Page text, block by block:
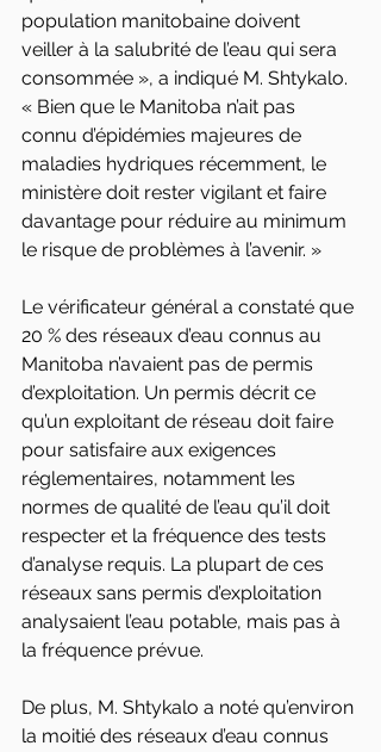
population manitobaine doivent
veiller à la salubrité de l’eau qui sera
consommée », a indiqué M. Shtykalo.
« Bien que le Manitoba n’ait pas
connu d’épidémies majeures de
maladies hydriques récemment, le
ministère doit rester vigilant et faire
davantage pour réduire au minimum
le risque de problèmes à l’avenir. »
Le vérificateur général a constaté que
20 % des réseaux d’eau connus au
Manitoba n’avaient pas de permis
d’exploitation. Un permis décrit ce
qu’un exploitant de réseau doit faire
pour satisfaire aux exigences
réglementaires, notamment les
normes de qualité de l’eau qu’il doit
respecter et la fréquence des tests
d’analyse requis. La plupart de ces
réseaux sans permis d’exploitation
analysaient l’eau potable, mais pas à
la fréquence prévue.
De plus, M. Shtykalo a noté qu’environ
la moitié des réseaux d’eau connus